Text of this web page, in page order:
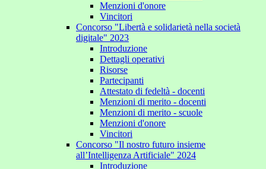
Menzioni d'onore
Vincitori
Concorso "Libertà e solidarietà nella società
digitale" 2023
Introduzione
Dettagli operativi
Risorse
Partecipanti
Attestato di fedeltà - docenti
Menzioni di merito - docenti
Menzioni di merito - scuole
Menzioni d'onore
Vincitori
Concorso "Il nostro futuro insieme
all’Intelligenza Artificiale" 2024
Introduzione